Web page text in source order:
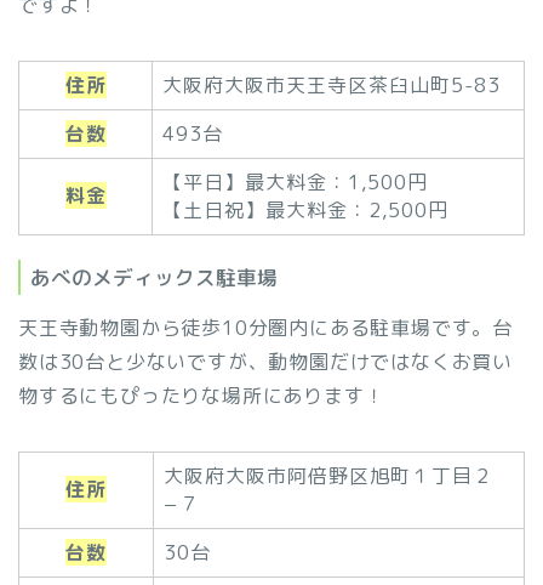
住所
大阪府大阪市天王寺区茶臼山町5-83
台数
493台
料金
【平日】最大料金：1,500円
【土日祝】最大料金：2,500円
あべのメディックス駐車場
天王寺動物園から徒歩10分圏内にある駐車場です。台
数は30台と少ないですが、動物園だけではなくお買い
物するにもぴったりな場所にあります！
住所
大阪府大阪市阿倍野区旭町１丁目２
−７
台数
30台